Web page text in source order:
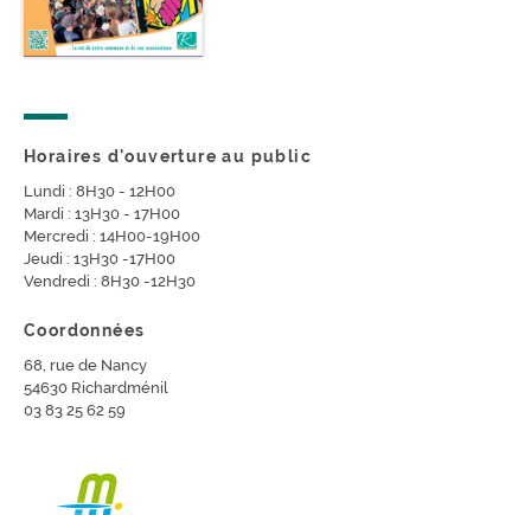
Horaires d'ouverture au public
Lundi : 8H30 - 12H00
Mardi : 13H30 - 17H00
Mercredi : 14H00-19H00
Jeudi : 13H30 -17H00
Vendredi : 8H30 -12H30
Coordonnées
68, rue de Nancy
54630 Richardménil
03 83 25 62 59